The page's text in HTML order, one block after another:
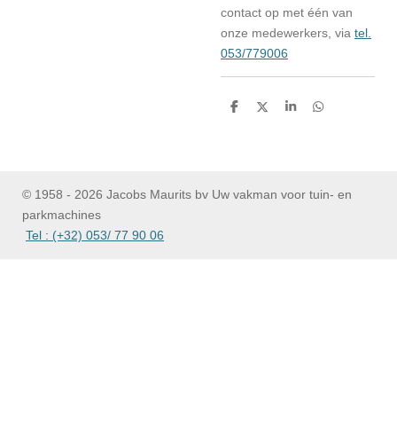
contact op met één van
onze medewerkers, via tel.
053/779006
D
D
S
D
© 1958 - 2026 Jacobs Maurits bv Uw vakman voor tuin- en
parkmachines
Tel : (+32) 053/ 77 90 06